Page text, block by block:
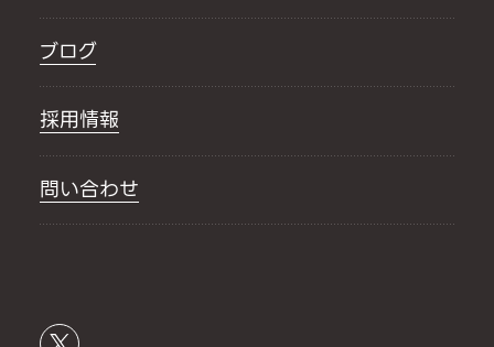
ブログ
採用情報
問い合わせ